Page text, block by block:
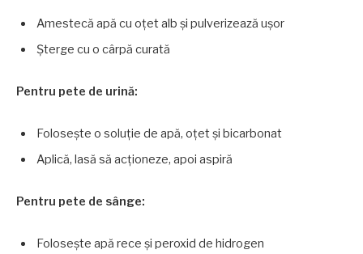
Amestecă apă cu oțet alb și pulverizează ușor
Șterge cu o cârpă curată
Pentru pete de urină:
Folosește o soluție de apă, oțet și bicarbonat
Aplică, lasă să acționeze, apoi aspiră
Pentru pete de sânge:
Folosește apă rece și peroxid de hidrogen